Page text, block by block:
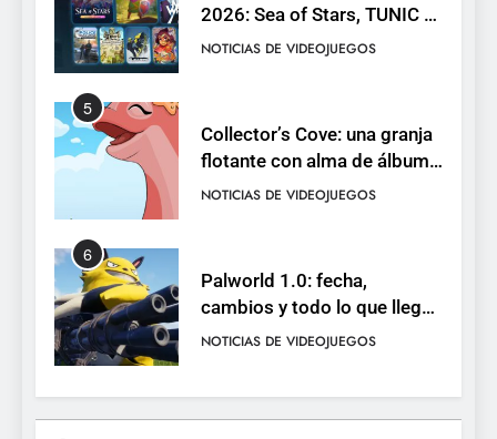
2026: Sea of Stars, TUNIC y
Neon White en el mismo
NOTICIAS DE VIDEOJUEGOS
5
Collector’s Cove: una granja
flotante con alma de álbum
de cromos
NOTICIAS DE VIDEOJUEGOS
6
Palworld 1.0: fecha,
cambios y todo lo que llega
con el lanzamiento
NOTICIAS DE VIDEOJUEGOS
7
Mistbound: Guild Wars